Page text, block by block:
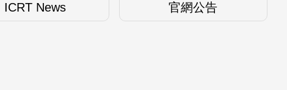
ICRT News 官網公告